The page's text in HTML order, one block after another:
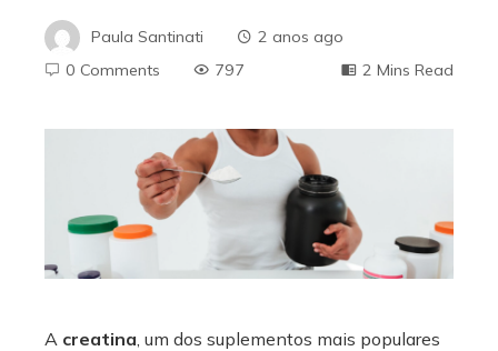
Paula Santinati
2 anos ago
0 Comments
797 2 Mins Read
A creatina , um dos suplementos mais populares